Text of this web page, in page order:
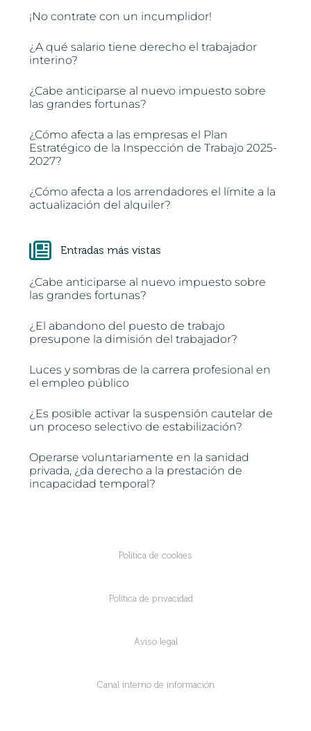
¡No contrate con un incumplidor!
¿A qué salario tiene derecho el trabajador
interino?
¿Cabe anticiparse al nuevo impuesto sobre
las grandes fortunas?
¿Cómo afecta a las empresas el Plan
Estratégico de la Inspección de Trabajo 2025-
2027?
¿Cómo afecta a los arrendadores el límite a la
actualización del alquiler?
Entradas más vistas
¿Cabe anticiparse al nuevo impuesto sobre
las grandes fortunas?
¿El abandono del puesto de trabajo
presupone la dimisión del trabajador?
Luces y sombras de la carrera profesional en
el empleo público
¿Es posible activar la suspensión cautelar de
un proceso selectivo de estabilización?
Operarse voluntariamente en la sanidad
privada, ¿da derecho a la prestación de
incapacidad temporal?
Política de cookies
Política de privacidad
Aviso legal
Canal interno de información